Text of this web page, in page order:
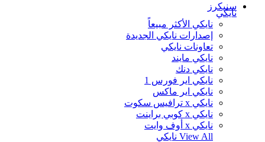
سنيكرز
نايكي
نايكي الأكثر مبيعاً
إصدارات نايكي الجديدة
تعاونات نايكي
نايكي مايند
نايكي دنك
نايكي اير فورس 1
نايكي اير ماكس
نايكي x ترافيس سكوت
نايكي x كوبي براينت
نايكي x أوف وايت
View All نايكي